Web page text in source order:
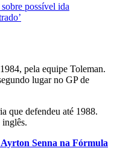
possível ida
pela equipe Toleman.
lugar no GP de
que defendeu até 1988.
inglês.
Senna na Fórmula